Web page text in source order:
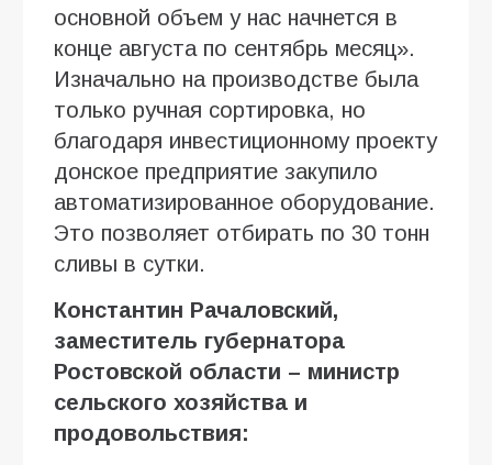
основной объем у нас начнется в
конце августа по сентябрь месяц».
Изначально на производстве была
только ручная сортировка, но
благодаря инвестиционному проекту
донское предприятие закупило
автоматизированное оборудование.
Это позволяет отбирать по 30 тонн
сливы в сутки.
Константин Рачаловский,
заместитель губернатора
Ростовской области – министр
сельского хозяйства и
продовольствия: